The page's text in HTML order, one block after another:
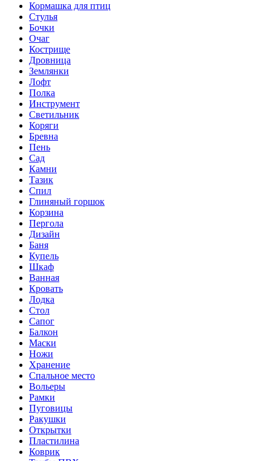
Кормашка для птиц
Стулья
Бочки
Очаг
Кострище
Дровница
Землянки
Лофт
Полка
Инструмент
Светильник
Коряги
Бревна
Пень
Сад
Камни
Тазик
Спил
Глиняный горшок
Корзина
Пергола
Дизайн
Баня
Купель
Шкаф
Ванная
Кровать
Лодка
Стол
Сапог
Балкон
Маски
Ножи
Хранение
Спальное место
Вольеры
Рамки
Пуговицы
Ракушки
Открытки
Пластилина
Коврик